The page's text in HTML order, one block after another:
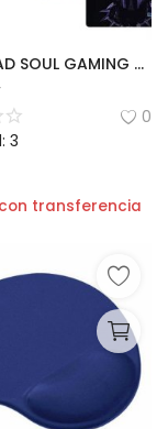
MOUSEPAD SOUL GAMING CON DISEÑOS | 30 x 25cm
0
3
con transferencia